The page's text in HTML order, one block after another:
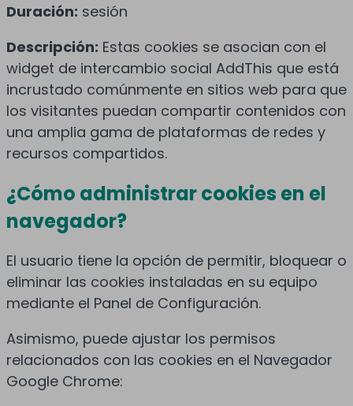
Duración: sesión
Descripción: Estas cookies se asocian con el
widget de intercambio social AddThis que está
incrustado comúnmente en sitios web para que
los visitantes puedan compartir contenidos con
una amplia gama de plataformas de redes y
recursos compartidos.
¿Cómo administrar cookies en el
navegador?
El usuario tiene la opción de permitir, bloquear o
eliminar las cookies instaladas en su equipo
mediante el Panel de Configuración.
Asimismo, puede ajustar los permisos
relacionados con las cookies en el Navegador
Google Chrome: